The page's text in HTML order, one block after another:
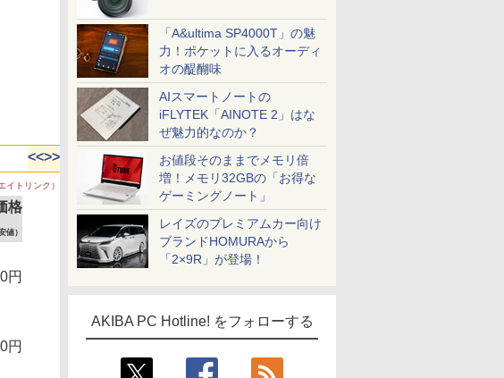
「A&ultima SP4000T」の魅
力！ポケットに入るオーディ
オの醍醐味
AIスマートノートの
iFLYTEK「AINOTE 2」はな
ぜ魅力的なのか？
お値段そのままでメモリ倍
増！メモリ32GBの「お得な
ゲーミングノート」
レイズのプレミアムカー向け
ブランドHOMURAから
「2×9R」が登場！
AKIBA PC Hotline! をフォローする
<<>>
イトリンク）
格
値）
円
円